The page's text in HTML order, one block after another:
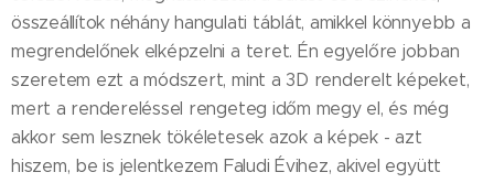
összeállítok néhány hangulati táblát, amikkel könnyebb a
megrendelőnek elképzelni a teret. Én egyelőre jobban
szeretem ezt a módszert, mint a 3D renderelt képeket,
mert a rendereléssel rengeteg időm megy el, és még
akkor sem lesznek tökéletesek azok a képek - azt
hiszem, be is jelentkezem Faludi Évihez, akivel együtt